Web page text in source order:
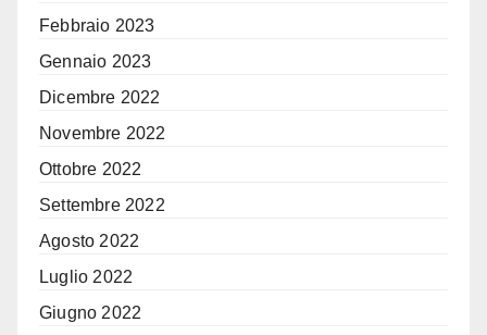
Febbraio 2023
Gennaio 2023
Dicembre 2022
Novembre 2022
Ottobre 2022
Settembre 2022
Agosto 2022
Luglio 2022
Giugno 2022